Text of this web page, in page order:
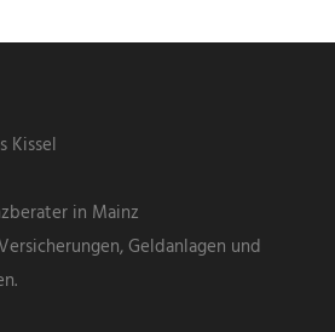
Geldanlagen und